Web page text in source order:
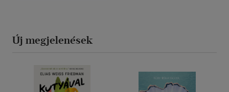
Új megjelenések